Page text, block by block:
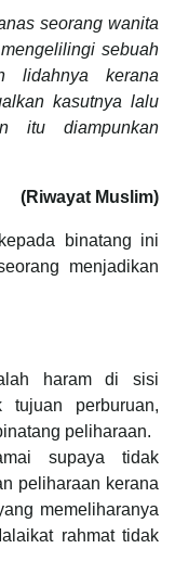
seorang wanita
sebuah
lidahnya kerana
kasutnya lalu
itu diampunkan
(Riwayat Muslim)
binatang ini
menjadikan
haram di sisi
tujuan perburuan,
peliharaan.
supaya tidak
peliharaan kerana
memeliharanya
rahmat tidak